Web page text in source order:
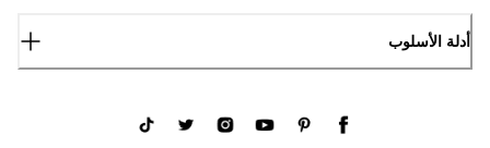
أدلة الأسلوب